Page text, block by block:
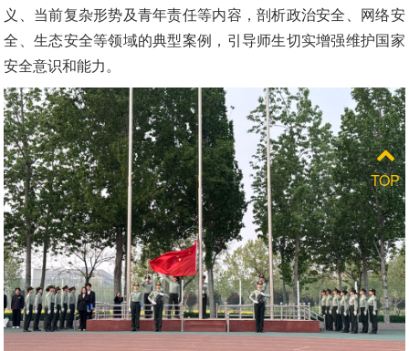
义、当前复杂形势及青年责任等内容，剖析政治安全、网络安
全、生态安全等领域的典型案例，引导师生切实增强维护国家
安全意识和能力。
TOP